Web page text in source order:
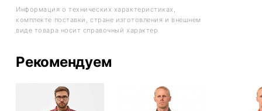
Информация о технических характеристиках,
комплекте поставки, стране изготовления и внешнем
виде товара носит справочный характер
Рекомендуем